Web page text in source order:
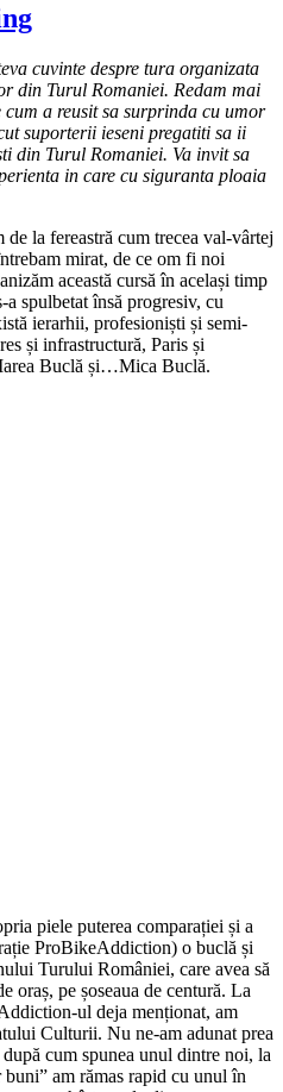
cuvinte despre tura organizata
din Turul Romaniei. Redam mai
a reusit sa surprinda cu umor
suporterii ieseni pregatiti sa ii
din Turul Romaniei. Va invit sa
in care cu siguranta ploaia
la fereastră cum trecea val-vârtej
mirat, de ce om fi noi
această cursă în același timp
spulbetat însă progresiv, cu
ierarhii, profesioniști și semi-
și infrastructură, Paris și
Buclă și…Mica Buclă.
piele puterea comparației și a
ProBikeAddiction) o buclă și
Turului României, care avea să
oraș, pe șoseaua de centură. La
ul deja menționat, am
Culturii. Nu ne-am adunat prea
cum spunea unul dintre noi, la
am rămas rapid cu unul în